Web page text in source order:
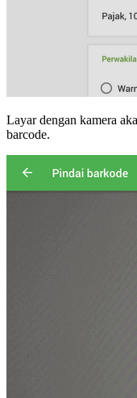
Layar dengan kamera
barcode.